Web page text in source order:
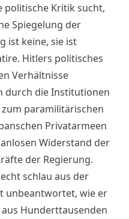
politische Kritik sucht,
Spiegelung der
ist keine, sie ist
Hitlers politisches
Verhältnisse
durch die Institutionen
paramilitärischen
Privatarmeen
Widerstand der
der Regierung.
schlau aus der
unbeantwortet, wie er
Hunderttausenden